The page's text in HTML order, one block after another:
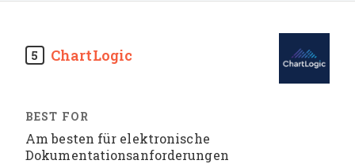
5 ChartLogic
Am besten für elektronische
Dokumentationsanforderungen